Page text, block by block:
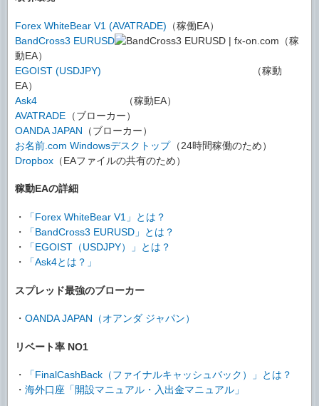
Forex WhiteBear V1 (AVATRADE) （稼働EA）
BandCross3 EURUSD
（稼
動EA）
EGOIST (USDJPY)
（稼動
EA）
Ask4
（稼動EA）
AVATRADE （ブローカー）
OANDA JAPAN （ブローカー）
お名前.com Windowsデスクトップ （24時間稼働のため）
Dropbox （EAファイルの共有のため）
稼動EAの詳細
・
「Forex WhiteBear V1」とは？
・
「BandCross3 EURUSD」とは？
・
「EGOIST（USDJPY）」とは？
・
「Ask4とは？」
スプレッド最強のブローカー
・ OANDA JAPAN（オアンダ ジャパン）
リベート率 NO1
・
「FinalCashBack（ファイナルキャッシュバック）」とは？
・ 海外口座「開設マニュアル・入出金マニュアル」